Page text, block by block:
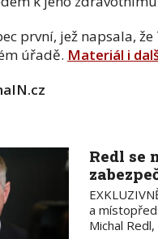
první, jež napsala,
úřadě. Materiál i
Redl se
a
Michal